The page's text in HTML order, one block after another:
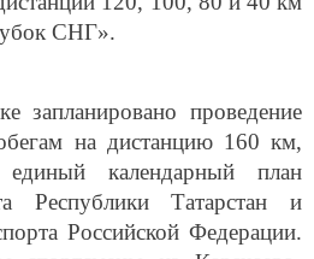
СНГ».
на дистанцию 160 км,
календарный план
Республики Татарстан и
Российской Федерации.
спортсмены из Карачаево-